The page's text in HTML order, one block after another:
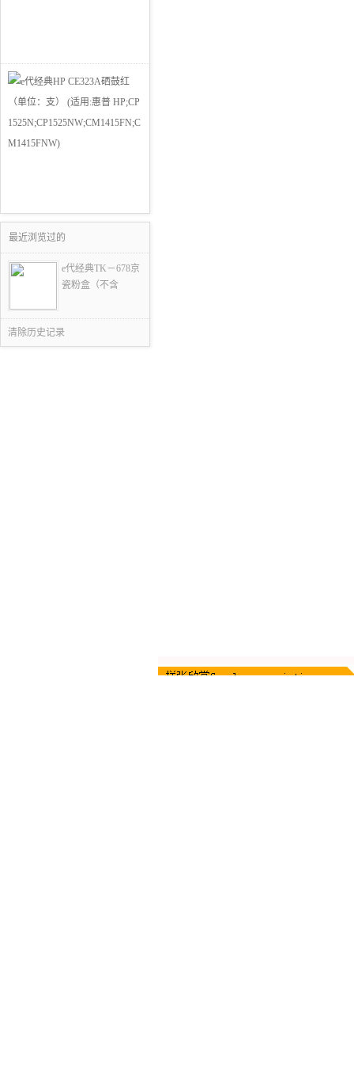
最近浏览过的
e代经典TK－678京
瓷粉盒（不含
清除历史记录